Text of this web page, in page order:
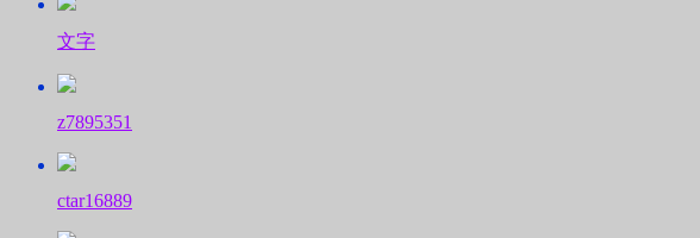
文字
z7895351
ctar16889